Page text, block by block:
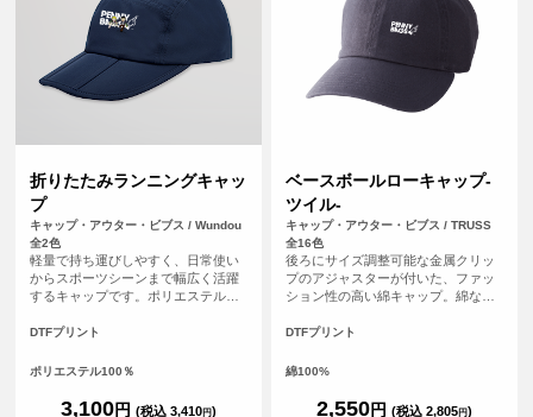
折りたたみランニングキャッ
プ
キャップ・アウター・ビブス / Wundou
全2色
軽量で持ち運びしやすく、日常使い
からスポーツシーンまで幅広く活躍
するキャップです。ポリエステル
ため急な小雨や汗にも対応。ユニセ
プによりサイズ調整がしやすく、快
イベント用にもおすすめです。
DTFプリント
ポリエステル100％
3,100円 (税込 3,410円)
ベースボールローキャップ-
ツイル-
キャップ・アウター・ビブス / TRUSS
全16色
後ろにサイズ調整可能な金属クリッ
プのアジャスターが付いた、ファッ
ション性の高い綿キャップ。綿なの
シーズン使いやすいアイテムです。
DTFプリント
綿100%
2,550円 (税込 2,805円)